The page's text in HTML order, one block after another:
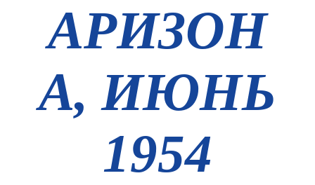
АРИЗОН
А, ИЮНЬ
1954